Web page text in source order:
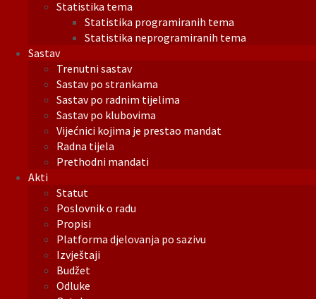
Statistika tema
Statistika programiranih tema
Statistika neprogramiranih tema
Sastav
Trenutni sastav
Sastav po strankama
Sastav po radnim tijelima
Sastav po klubovima
Vijećnici kojima je prestao mandat
Radna tijela
Prethodni mandati
Akti
Statut
Poslovnik o radu
Propisi
Platforma djelovanja po sazivu
Izvještaji
Budžet
Odluke